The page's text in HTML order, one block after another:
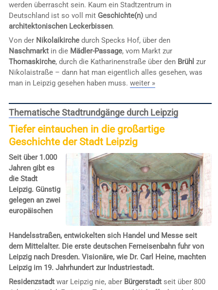
werden überrascht sein. Kaum ein Stadtzentrum in
Deutschland ist so voll mit Geschichte(n)und
architektonischen Leckerbissen.
Von der Nikolaikirchedurch Specks Hof, über den
Naschmarktin die Mädler-Passage, vom Markt zur
Thomaskirche, durch die Katharinenstraße über den Brühl zur
Nikolaistraße – dann hat man eigentlich alles gesehen, was
man in Leipzig gesehen haben muss. weiter »
Thematische Stadtrundgänge durch Leipzig
Tiefer eintauchen in die großartige
Geschichte der Stadt Leipzig
Seit über 1.000
Jahren gibt es
die Stadt
Leipzig. Günstig
gelegen an zwei
europäischen
Handelsstraßen, entwickelten sich Handel und Messe seit
dem Mittelalter. Die erste deutschen Ferneisenbahn fuhr von
Leipzig nach Dresden. Visionäre, wie Dr. Carl Heine, machten
Leipzig im 19. Jahrhundert zur Industriestadt.
Residenzstadtwar Leipzig nie, aber Bürgerstadtseit über 800